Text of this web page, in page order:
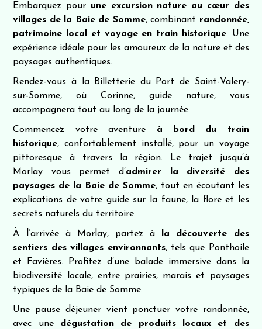
Embarquez pour une excursion nature au cœur des
villages de la Baie de Somme, combinant randonnée,
patrimoine local et voyage en train historique. Une
expérience idéale pour les amoureux de la nature et des
paysages authentiques.
Rendez-vous à la Billetterie du Port de Saint-Valery-
sur-Somme, où Corinne, guide nature, vous
accompagnera tout au long de la journée.
Commencez votre aventure à bord du train
historique, confortablement installé, pour un voyage
pittoresque à travers la région. Le trajet jusqu’à
Morlay vous permet d’admirer la diversité des
paysages de la Baie de Somme, tout en écoutant les
explications de votre guide sur la faune, la flore et les
secrets naturels du territoire.
À l’arrivée à Morlay, partez à
la découverte des
sentiers des villages environnants, tels que Ponthoile
et Favières. Profitez d’une balade immersive dans la
biodiversité locale, entre prairies, marais et paysages
typiques de la Baie de Somme.
Une pause déjeuner vient ponctuer votre randonnée,
avec une dégustation de produits locaux et des